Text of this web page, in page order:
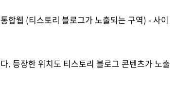
합웹 (티스토리 블로그가 노출되는 구역) - 사이
. 등장한 위치도 티스토리 블로그 콘텐츠가 노출